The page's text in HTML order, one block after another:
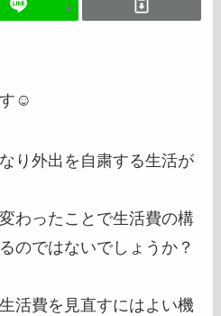
す☺️
り外出を自粛する生活が
わったことで生活費の構
のではないでしょうか？
活費を見直すにはよい機